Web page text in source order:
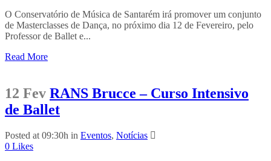
O Conservatório de Música de Santarém irá promover um conjunto
de Masterclasses de Dança, no próximo dia 12 de Fevereiro, pelo
Professor de Ballet e...
Read More
12 Fev RANS Brucce – Curso Intensivo
de Ballet
Posted at 09:30h in Eventos, Notícias
0 Likes